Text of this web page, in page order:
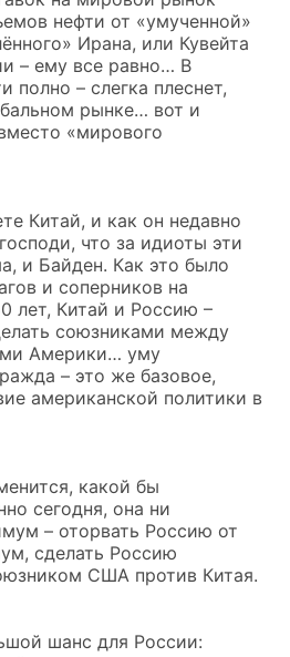
нефти от «умученной»
Ирана, или Кувейта
– ему все равно… В
полно – слегка плеснет,
рынке… вот и
«мирового
Китай, и как он недавно
что за идиоты эти
и Байден. Как это было
и соперников на
лет, Китай и Россию –
союзниками между
Америки… уму
– это же базовое,
американской политики в
какой бы
сегодня, она ни
– оторвать Россию от
сделать Россию
США против Китая.
шанс для России: